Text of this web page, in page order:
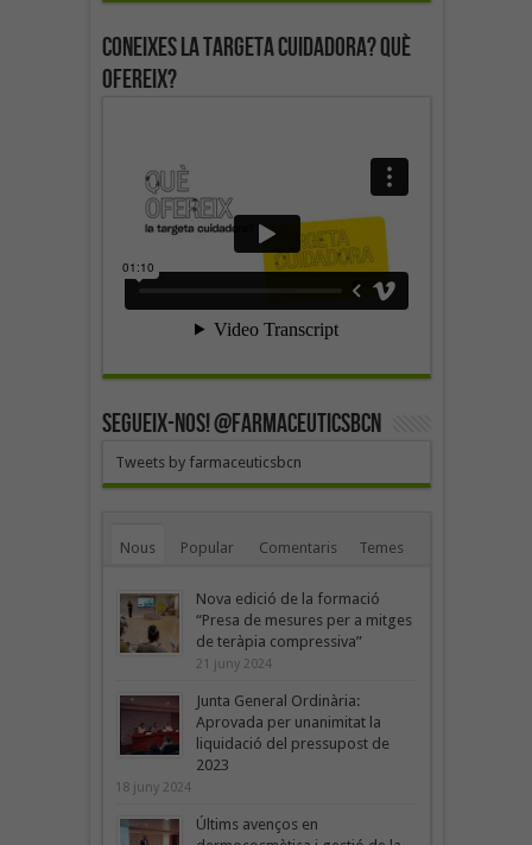
Coneixes la targeta cuidadora? Què
ofereix?
SEGUEIX-NOS! @farmaceuticsbcn
Tweets by farmaceuticsbcn
Nous Popular Comentaris Temes
Nova edició de la formació
“Presa de mesures per a mitges
de teràpia compressiva”
21 juny 2024
Junta General Ordinària:
Aprovada per unanimitat la
liquidació del pressupost de
2023
18 juny 2024
Últims avenços en